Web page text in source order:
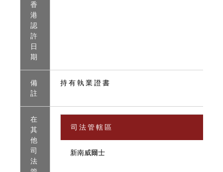
香
港
認
許
日
期
備
註
持 有 執 業 證 書
在
其
他
司
法
司 法 管 轄 區
新南威爾士